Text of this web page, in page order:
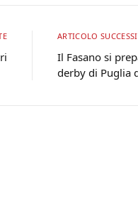
ARTICOLO
Il Fasano si
derby di Puglia